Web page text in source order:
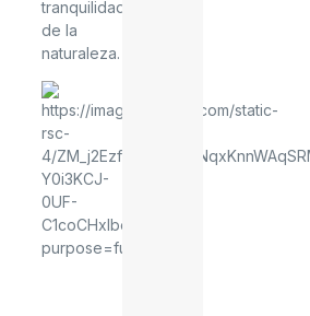
tranquilidad
de la
naturaleza.